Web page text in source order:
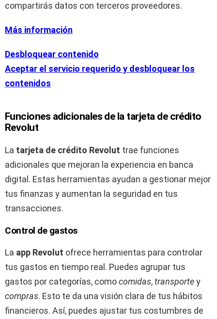
compartirás datos con terceros proveedores.
Más información
Desbloquear contenido
Aceptar el servicio requerido y desbloquear los
contenidos
Funciones adicionales de la tarjeta de crédito
Revolut
La tarjeta de crédito Revolut trae funciones
adicionales que mejoran la experiencia en banca
digital. Estas herramientas ayudan a gestionar mejor
tus finanzas y aumentan la seguridad en tus
transacciones.
Control de gastos
La app Revolut ofrece herramientas para controlar
tus gastos en tiempo real. Puedes agrupar tus
gastos por categorías, comocomidas,transportey
compras. Esto te da una visión clara de tus hábitos
financieros. Así, puedes ajustar tus costumbres de